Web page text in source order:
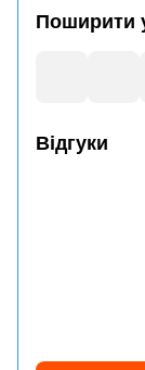
Поширити
Відгуки